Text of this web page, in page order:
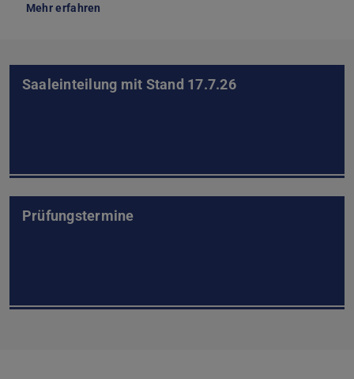
Mehr erfahren
Saaleinteilung mit Stand 17.7.26
Prüfungstermine